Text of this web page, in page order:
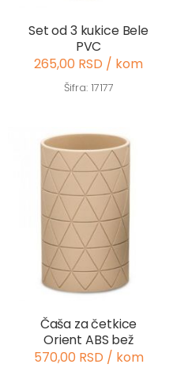
Set od 3 kukice Bele
PVC
265,00 RSD / kom
Šifra: 17177
Čaša za četkice
Orient ABS bež
570,00 RSD / kom